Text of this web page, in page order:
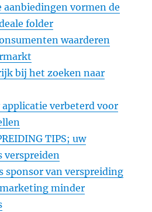
vormen de
folder
waarderen
bij het zoeken naar
applicatie verbeterd voor
TIPS; uw
verspreiden
sponsor van verspreiding
minder